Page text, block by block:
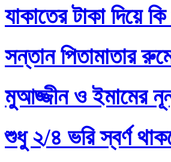
যাকাতের টাকা দিয়ে
সন্তান পিতামাতার
মুআজ্জীন ও ইমামের
শুধু ২/৪ ভরি স্বর্ণ